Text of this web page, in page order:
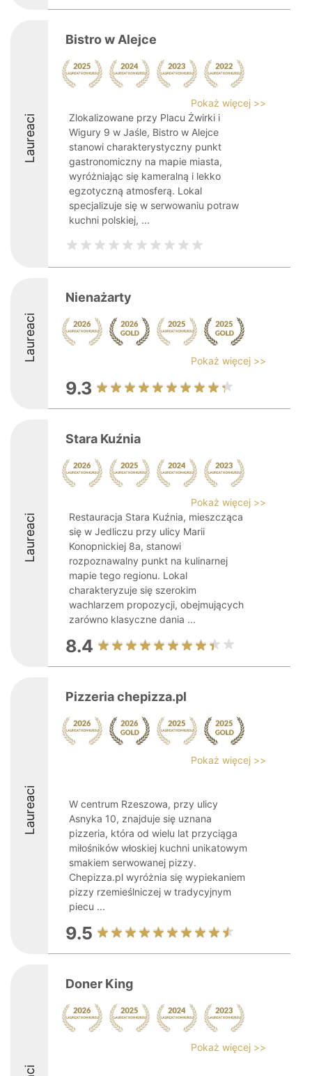
Laureaci
Bistro w Alejce
Pokaż więcej >>
Zlokalizowane przy Placu Żwirki i
Wigury 9 w Jaśle, Bistro w Alejce
stanowi charakterystyczny punkt
gastronomiczny na mapie miasta,
wyróżniając się kameralną i lekko
egzotyczną atmosferą. Lokal
specjalizuje się w serwowaniu potraw
kuchni polskiej, ...
Laureaci
Nienażarty
Pokaż więcej >>
9.3
Laureaci
Stara Kuźnia
Pokaż więcej >>
Restauracja Stara Kuźnia, mieszcząca
się w Jedliczu przy ulicy Marii
Konopnickiej 8a, stanowi
rozpoznawalny punkt na kulinarnej
mapie tego regionu. Lokal
charakteryzuje się szerokim
wachlarzem propozycji, obejmujących
zarówno klasyczne dania ...
8.4
Laureaci
Pizzeria chepizza.pl
Pokaż więcej >>
W centrum Rzeszowa, przy ulicy
Asnyka 10, znajduje się uznana
pizzeria, która od wielu lat przyciąga
miłośników włoskiej kuchni unikatowym
smakiem serwowanej pizzy.
Chepizza.pl wyróżnia się wypiekaniem
pizzy rzemieślniczej w tradycyjnym
piecu ...
9.5
Doner King
Pokaż więcej >>